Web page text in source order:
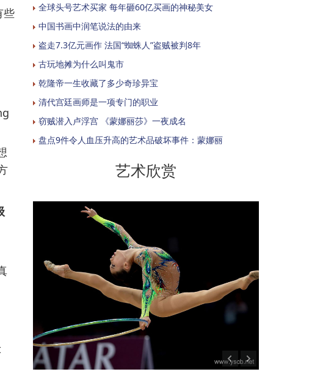
些
全球头号艺术买家 每年砸60亿买画的神秘美女
中国书画中润笔说法的由来
盗走7.3亿元画作 法国“蜘蛛人”盗贼被判8年
古玩地摊为什么叫鬼市
乾隆帝一生收藏了多少奇珍异宝
清代宫廷画师是一项专门的职业
窃贼潜入卢浮宫 《蒙娜丽莎》一夜成名
盘点9件令人血压升高的艺术品破坏事件：蒙娜丽
艺术欣赏